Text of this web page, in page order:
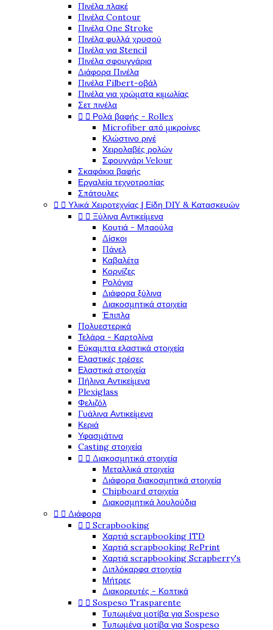
Πινέλα πλακέ
Πινέλα Contour
Πινέλα One Stroke
Πινέλα φυλλά χρυσού
Πινέλα για Stencil
Πινέλα σφουγγάρια
Διάφορα Πινέλα
Πινέλα Filbert-οβάλ
Πινέλα για χρώματα κιμωλίας
Σετ πινέλα
  Ρολά βαφής - Rollex
Microfiber από μικροίνες
Κλώστινο ριγέ
Χειρολαβές ρολών
Σφουγγάρι Velour
Σκαφάκια βαφής
Εργαλεία τεχνοτροπίας
Σπάτουλες
  Υλικά Χειροτεχνίας | Είδη DIY & Κατασκευών
  Ξύλινα Αντικείμενα
Κουτιά - Μπαούλα
Δίσκοι
Πάνελ
Καβαλέτα
Κορνίζες
Ρολόγια
Διάφορα ξύλινα
Διακοσμητικά στοιχεία
Έπιπλα
Πολυεστερικά
Τελάρα - Καρτολίνα
Εύκαμπτα ελαστικά στοιχεία
Ελαστικές τρέσες
Ελαστικά στοιχεία
Πήλινα Αντικείμενα
Plexiglass
Φελιζόλ
Γυάλινα Αντικείμενα
Κεριά
Υφασμάτινα
Casting στοιχεία
  Διακοσμητικά στοιχεία
Μεταλλικά στοιχεία
Διάφορα διακοσμητικά στοιχεία
Chipboard στοιχεία
Διακοσμητικά λουλούδια
  Διάφορα
  Scrapbooking
Χαρτιά scrapbooking ITD
Χαρτιά scrapbooking RePrint
Χαρτιά scrapbooking Scrapberry's
Διπλόκαρφα στοιχεία
Μήτρες
Διακορευτές - Κοπτικά
  Sospeso Trasparente
Τυπωμένα μοτίβα για Sospeso
Τυπωμένα μοτίβα για Sospeso